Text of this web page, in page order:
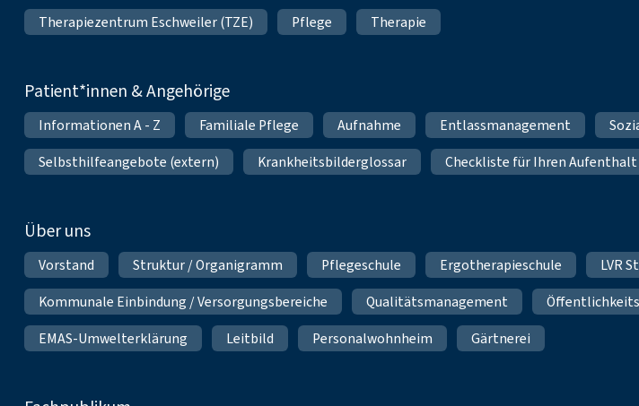
Therapiezentrum Eschweiler (TZE)
Pflege Therapie
Patient*innen & Angehörige
Informationen A - Z Familiale Pflege Aufnahme Entlassmanagement
Selbsthilfeangebote (extern)
Krankheitsbilderglossar Checkliste für Ihren Aufenthalt
Über uns
Vorstand Struktur / Organigramm Pflegeschule Ergotherapieschule
LVR
Kommunale Einbindung / Versorgungsbereiche
Qualitätsmanagement
EMAS-Umwelterklärung
Leitbild Personalwohnheim Gärtnerei